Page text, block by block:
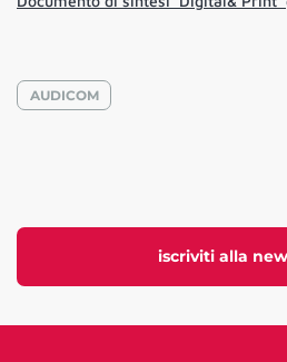
iscriviti alla
AUDICOM